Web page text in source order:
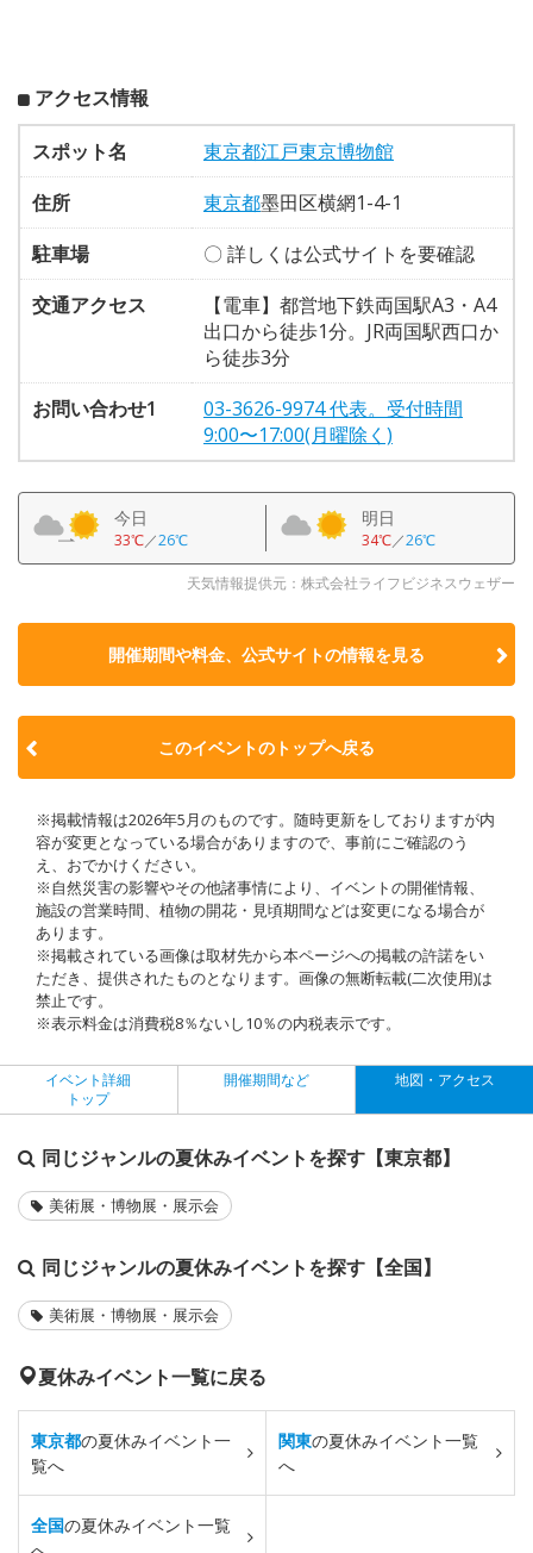
アクセス情報
スポット名
東京都江戸東京博物館
住所
東京都墨田区横網1-4-1
駐車場
〇 詳しくは公式サイトを要確認
交通アクセス
【電車】都営地下鉄両国駅A3・A4
出口から徒歩1分。JR両国駅西口か
ら徒歩3分
お問い合わせ1
03-3626-9974 代表。受付時間
9:00〜17:00(月曜除く)
今日
33℃／26℃
明日
34℃／26℃
天気情報提供元：株式会社ライフビジネスウェザー
開催期間や料金、公式サイトの情報を見る
このイベントのトップへ戻る
※掲載情報は2026年5月のものです。随時更新をしておりますが内
容が変更となっている場合がありますので、事前にご確認のう
え、おでかけください。
※自然災害の影響やその他諸事情により、イベントの開催情報、
施設の営業時間、植物の開花・見頃期間などは変更になる場合が
あります。
※掲載されている画像は取材先から本ページへの掲載の許諾をい
ただき、提供されたものとなります。画像の無断転載(二次使用)は
禁止です。
※表示料金は消費税8％ないし10％の内税表示です。
イベント詳細
トップ
開催期間など 地図・アクセス
同じジャンルの夏休みイベントを探す【東京都】
美術展・博物展・展示会
同じジャンルの夏休みイベントを探す【全国】
美術展・博物展・展示会
夏休みイベント一覧に戻る
東京都の夏休みイベント一
覧へ
関東の夏休みイベント一覧
へ
全国の夏休みイベント一覧